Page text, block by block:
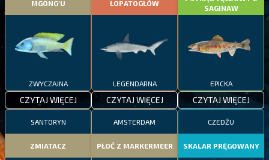
MGONG'U
ZWYCZAJNA
CZYTAJ WIĘCEJ
ŁOPATOGŁÓW
LEGENDARNA
CZYTAJ WIĘCEJ
SAGINAW
EPICKA
CZYTAJ WIĘCEJ
SANTORYN
ZMIATACZ
AMSTERDAM
PŁOĆ Z MARKERMEER
CZEDŻU
SKALAR PRĘGOWANY